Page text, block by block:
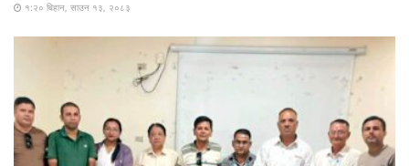
१:२० बिहान, साउन १३, २०८३